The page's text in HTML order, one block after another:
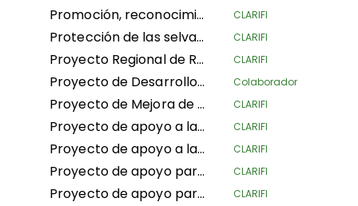
Promoción, reconocimiento y aseguramiento de las APAC, conservación comunitaria y otras medidas de conservación efectivas en la RDC CLARIFI
Protección de las selvas tropicales de la cuenca del Congo apoyando a las comunidades dependientes de los bosques en la mejora de sus medios de vida CLARIFI
Proyecto Regional de Resiliencia de Pastizales y Pastoralismo CLARIFI
Proyecto de Desarrollo de los Pueblos Indígenas Chepkitale Colaborador
Proyecto de Mejora de los Medios de Vida, Conocimientos y Defensa de los Pastores CLARIFI
Proyecto de apoyo a la cartografía y la seguridad de los derechos de tenencia de la comunidad indígena de Ngbanaza en el Sur-Ubangi (RDC) CLARIFI
Proyecto de apoyo a la contribución de las mujeres locales e indígenas en la lucha contra el cambio climático en las provincias de Équateur, Maindombe, Kongo Central, Kwilu y Mongala en la RDC CLARIFI
Proyecto de apoyo para asegurar 27,000 hectáreas del bosque IYEMBE MOKE PA CLARIFI
Proyecto de apoyo para la seguridad y conservación de la gestión sostenible de bosques y tierras por las comunidades locales, y más específicamente las mujeres del pueblo Ifomi Lokokoloko en la provincia de Equateur, RDC CLARIFI